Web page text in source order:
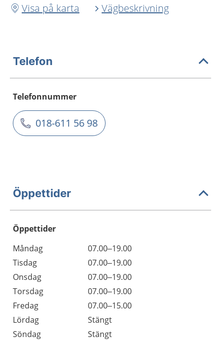
Visa på karta
Vägbeskrivning
Telefon
Telefonnummer
018-611 56 98
Öppettider
Öppettider
Dag
Öppettider
Kommentarer
Måndag
07.00–19.00
Tisdag
07.00–19.00
Onsdag
07.00–19.00
Torsdag
07.00–19.00
Fredag
07.00–15.00
Lördag
Stängt
Söndag
Stängt